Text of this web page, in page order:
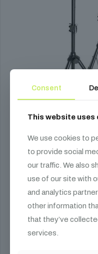
Gravity
Consent
This website uses
We use cookies to
to provide social
our traffic. We also
use of our site with
and analytics
other information
that they’ve
services.